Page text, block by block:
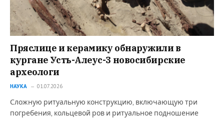
Пряслице и керамику обнаружили в
кургане Усть-Алеус-3 новосибирские
археологи
НАУКА 01.07.2026
Сложную ритуальную конструкцию, включающую три
погребения, кольцевой ров и ритуальное подношение